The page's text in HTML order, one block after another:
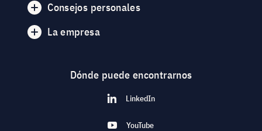
Consejos personales
La empresa
Dónde puede encontrarnos
LinkedIn
YouTube